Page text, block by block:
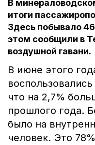
В
итоги
Здесь побывало
этом сообщили в
воздушной гавани.
В июне этого
что на 2,7%
прошлого года.
было на
человек. Это